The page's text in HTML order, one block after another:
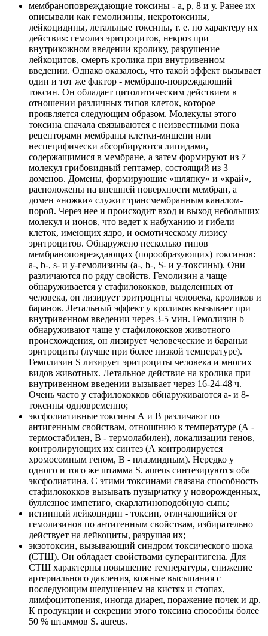
мембраноповреждающие токсины - а, р, 8 и у. Ранее их
описывали как гемолизины, некротоксины,
лейкоцидины, летальные токсины, т. е. по характеру их
действия: гемолиз эритроцитов, некроз при
внутрикожном введении кролику, разрушение
лейкоцитов, смерть кролика при внутривенном
введении. Однако оказалось, что такой эффект вызывает
один и тот же фактор - мембрано-повреждающий
токсин. Он обладает цитолитическим действием в
отношении различных типов клеток, которое
проявляется следующим образом. Молекулы этого
токсина сначала связываются с неизвестными пока
рецепторами мембраны клетки-мишени или
неспецифически абсорбируются липидами,
содержащимися в мембране, а затем формируют из 7
молекул грибовидный гептамер, состоящий из 3
доменов. Домены, формирующие «шляпку» и «край»,
расположены на внешней поверхности мембран, а
домен «ножки» служит трансмембранным каналом-
порой. Через нее и происходит вход и выход небольших
молекул и ионов, что ведет к набуханию и гибели
клеток, имеющих ядро, и осмотическому лизису
эритроцитов. Обнаружено несколько типов
мембраноповреждающих (порообразующих) токсинов:
а-, b-, s- и у-гемолизины (а-, b-, S- и у-токсины). Они
различаются по ряду свойств. Гемолизин а чаще
обнаруживается у стафилококков, выделенных от
человека, он лизирует эритроциты человека, кроликов и
баранов. Летальный эффект у кроликов вызывает при
внутривенном введении через 3-5 мин. Гемолизин b
обнаруживают чаще у стафилококков животного
происхождения, он лизирует человеческие и бараньи
эритроциты (лучше при более низкой температуре).
Гемолизин S лизирует эритроциты человека и многих
видов животных. Летальное действие на кролика при
внутривенном введении вызывает через 16-24-48 ч.
Очень часто у стафилококков обнаруживаются а- и 8-
токсины одновременно;
эксфолиативные токсины А и В различают по
антигенным свойствам, отношtнию к температуре (А -
термостабилен, В - термолабилен), локализации генов,
контролирующих их синтез (А контролируется
хромосомным геном, В - плазмидным). Нередко у
одного и того же штамма S. aureus синтезируются оба
эксфолиатина. С этими токсинами связана способность
стафилококков вызывать пузырчатку у новорожденных,
буллезное импетиго, скарлатиноподобную сыпь;
истинный лейкоцидин - токсин, отличающийся от
гемолизинов по антигенным свойствам, избирательно
действует на лейкоциты, разрушая их;
экзотоксин, вызывающий синдром токсического шока
(СТШ). Он обладает свойствами суперантигена. Для
СТШ характерны повышение температуры, снижение
артериального давления, кожные высыпания с
последующим шелушением на кистях и стопах,
лимфоцитопения, иногда диарея, поражение почек и др.
К продукции и секреции этого токсина способны более
50 % штаммов S. aureus.